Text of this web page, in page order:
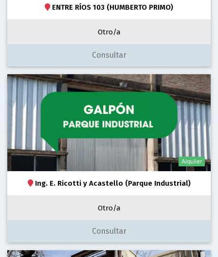
ENTRE RÍOS 103 (HUMBERTO PRIMO)
Otro/a
Consultar
Alquiler
Ing. E. Ricotti y Acastello (Parque Industrial)
Otro/a
Consultar